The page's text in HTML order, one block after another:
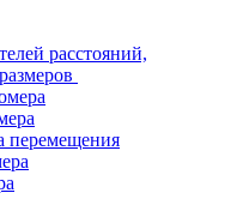
расстояний,
перемещения